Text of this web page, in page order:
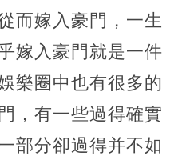
而嫁入豪門，一生
嫁入豪門就是一件
樂圈中也有很多的
，有一些過得確實
部分卻過得并不如